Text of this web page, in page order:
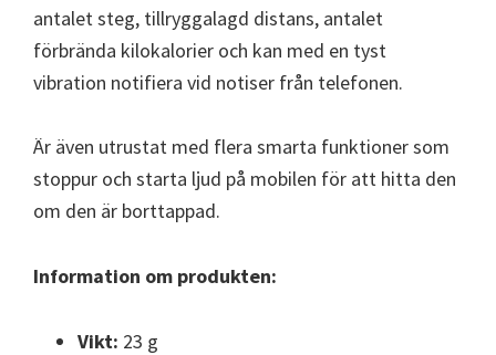
antalet steg, tillryggalagd distans, antalet
förbrända kilokalorier och kan med en tyst
vibration notifiera vid notiser från telefonen.
Är även utrustat med flera smarta funktioner som
stoppur och starta ljud på mobilen för att hitta den
om den är borttappad.
Information om produkten:
Vikt: 23 g